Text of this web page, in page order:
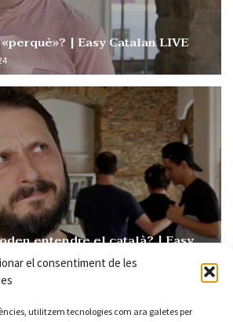
el consentiment de les
utilitzem tecnologies com ara galetes per
| Easy Catalan LIVE
entendre el català? | Easy
Catalan 109